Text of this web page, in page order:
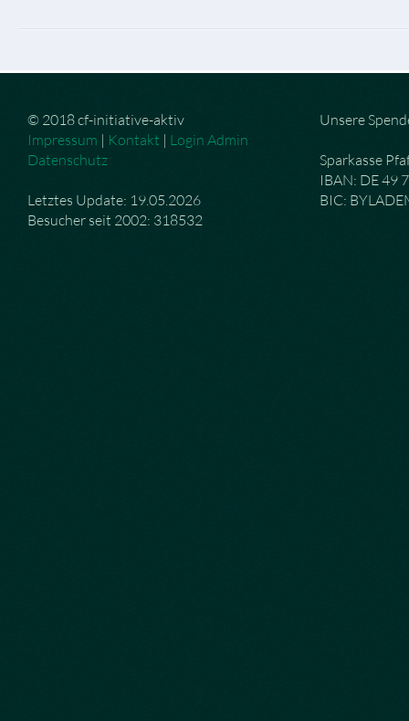
© 2018 cf-initiative-aktiv
Impressum | Kontakt | Login Admin
Datenschutz
Letztes Update: 19.05.2026
Besucher seit 2002: 318532
Unsere
Sparkasse
IBAN: DE 49
BIC: